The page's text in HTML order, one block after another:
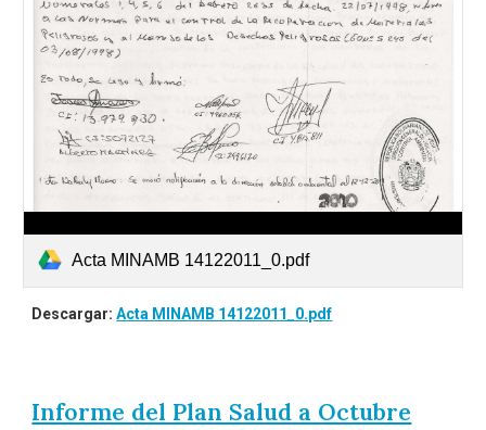
Acta MINAMB 14122011_0.pdf
Descargar:Acta MINAMB 14122011_0.pdf
Informe del Plan Salud a Octubre